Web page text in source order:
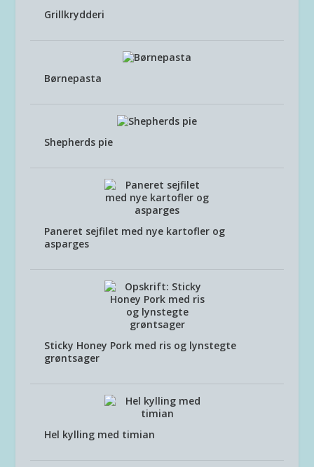
Grillkrydderi
Børnepasta
Shepherds pie
Paneret sejfilet med nye kartofler og
asparges
Sticky Honey Pork med ris og lynstegte
grøntsager
Hel kylling med timian